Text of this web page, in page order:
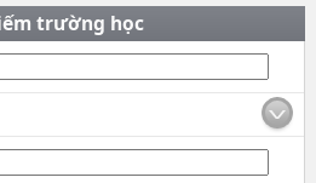
trường học